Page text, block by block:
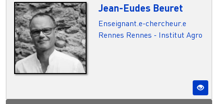
Jean-Eudes Beuret
Enseignant.e-chercheur.e
Rennes Rennes - Institut Agro